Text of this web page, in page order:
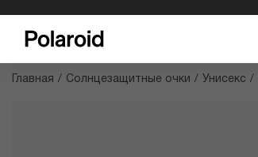
Главная / Солнцезащитные очки / Унисекс /